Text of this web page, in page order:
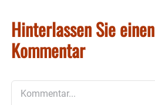
Hinterlassen Sie einen
Kommentar